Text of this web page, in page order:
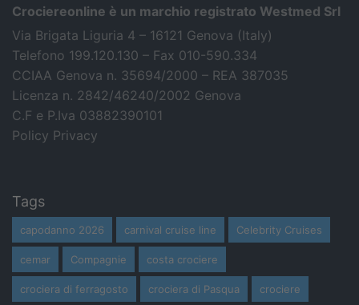
Crociereonline è un marchio registrato Westmed Srl
Via Brigata Liguria 4 – 16121 Genova (Italy)
Telefono 199.120.130 – Fax 010-590.334
CCIAA Genova n. 35694/2000 – REA 387035
Licenza n. 2842/46240/2002 Genova
C.F e P.Iva 03882390101
Policy Privacy
Tags
capodanno 2026 carnival cruise line Celebrity Cruises
cemar Compagnie costa crociere
crociera di ferragosto crociera di Pasqua crociere